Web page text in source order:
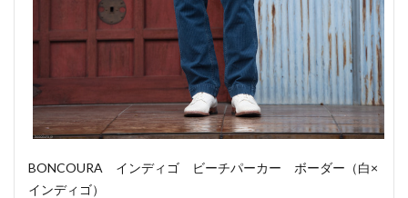
BONCOURA インディゴ ビーチパーカー ボーダー（白×
インディゴ）